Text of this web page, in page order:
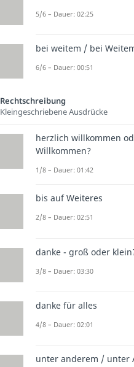
5/6 – Dauer: 02:25
bei weitem / bei
6/6 – Dauer: 00:51
Rechtschreibung
Kleingeschriebene Ausdrücke
herzlich willkommen
Willkommen?
1/8 – Dauer: 01:42
bis auf Weiteres
2/8 – Dauer: 02:51
danke - groß oder
3/8 – Dauer: 03:30
danke für alles
4/8 – Dauer: 02:01
unter anderem / unter